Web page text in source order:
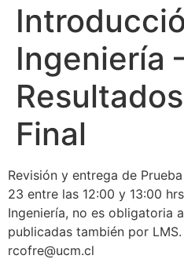
Ingeniería
Final
Revisión y entrega de
23 entre las 12:00 y 13:00
Ingeniería, no es obligatoria
publicadas también por
rcofre@ucm.cl